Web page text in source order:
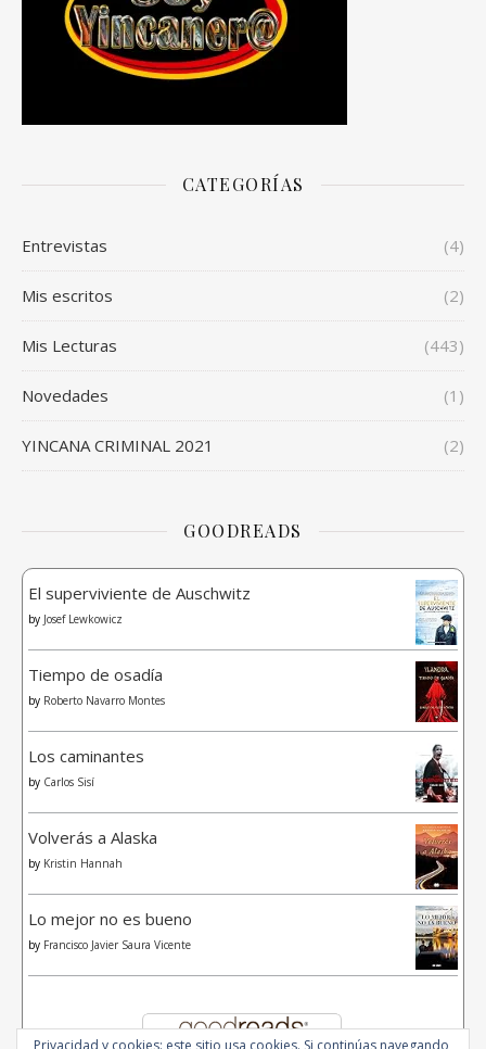
CATEGORÍAS
Entrevistas (4)
Mis escritos (2)
Mis Lecturas (443)
Novedades (1)
YINCANA CRIMINAL 2021 (2)
GOODREADS
El superviviente de Auschwitz
by Josef Lewkowicz
Tiempo de osadía
by Roberto Navarro Montes
Los caminantes
by Carlos Sisí
Volverás a Alaska
by Kristin Hannah
Lo mejor no es bueno
by Francisco Javier Saura Vicente
Privacidad y cookies: este sitio usa cookies. Si continúas navegando